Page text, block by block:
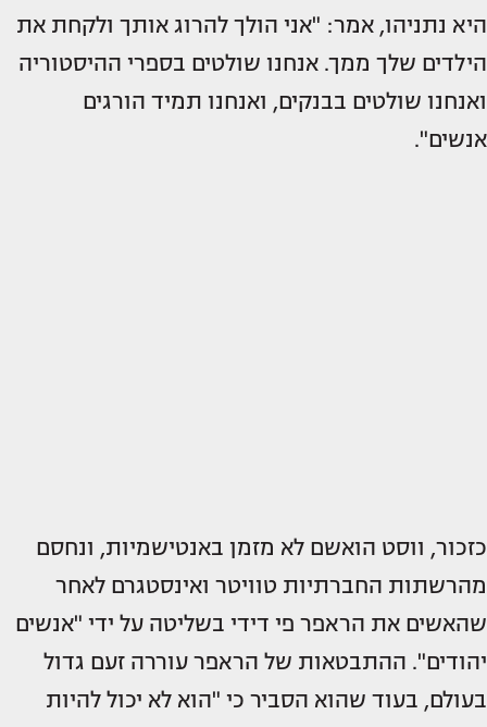
היא נתניהו, אמר: "אני הולך להרוג אותך ולקחת את
הילדים שלך ממך. אנחנו שולטים בספרי ההיסטוריה
ואנחנו שולטים בבנקים, ואנחנו תמיד הורגים
אנשים".
כזכור, ווסט הואשם לא מזמן באנטישמיות, ונחסם
מהרשתות החברתיות טוויטר ואינסטגרם לאחר
שהאשים את הראפר פי דידי בשליטה על ידי ​​"אנשים
יהודים". ההתבטאות של הראפר עוררה זעם גדול
בעולם, בעוד שהוא הסביר כי "הוא לא יכול להיות